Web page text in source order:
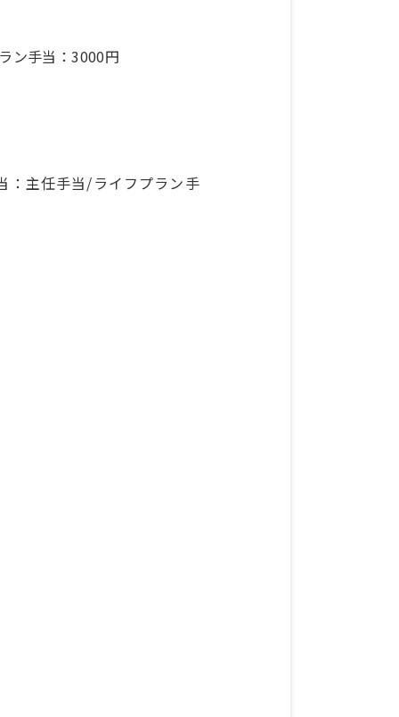
ン手当：3000円
：主任手当/ライフプラン手